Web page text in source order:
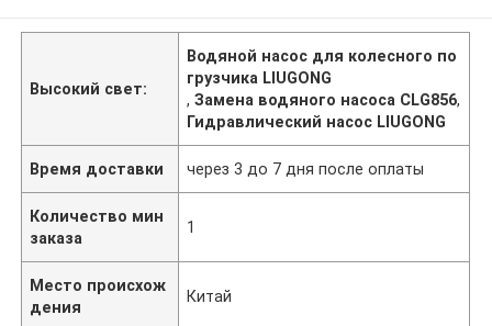
Высокий свет:
Водяной насос для колесного по
грузчика LIUGONG
,Замена водяного насоса CLG856,
Гидравлический насос LIUGONG
Время доставки через 3 до 7 дня после оплаты
Количество мин
заказа
1
Место происхож
дения
Китай